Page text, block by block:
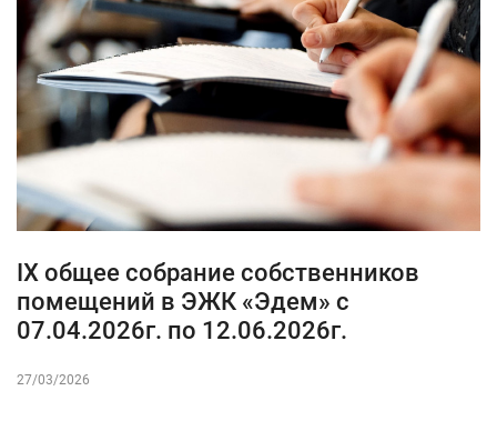
IX общее собрание собственников
помещений в ЭЖК «Эдем» с
07.04.2026г. по 12.06.2026г.
27/03/2026